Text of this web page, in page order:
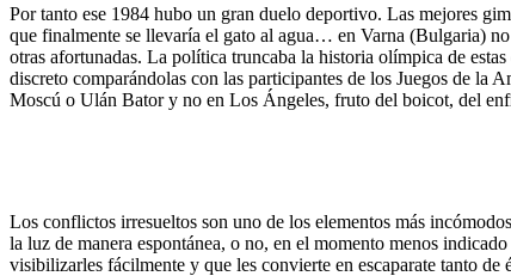
Por tanto ese 1984 hubo un gran duelo deportivo. Las mejores
que finalmente se llevaría el gato al agua… en Varna (Bulgaria)
otras afortunadas. La política truncaba la historia olímpica de
discreto comparándolas con las participantes de los Juegos de la
Moscú o Ulán Bator y no en Los Ángeles, fruto del boicot, del
Los conflictos irresueltos son uno de los elementos más
la luz de manera espontánea, o no, en el momento menos
visibilizarles fácilmente y que les convierte en escaparate tanto